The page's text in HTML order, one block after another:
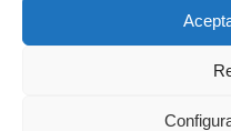
Somos fisioterapeutas
cercanas. Nos desplazamos